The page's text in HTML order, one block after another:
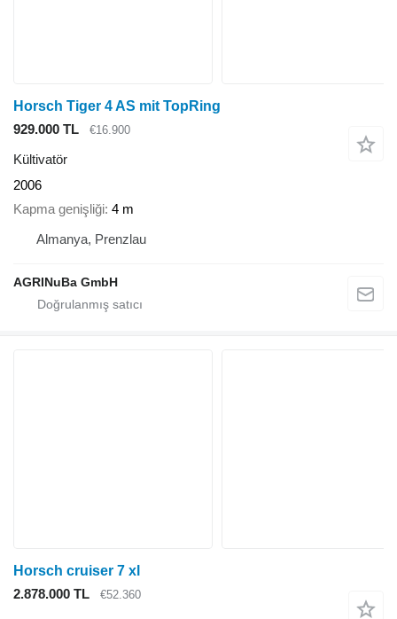
Horsch Tiger 4 AS mit TopRing
929.000 TL
€16.900
Kültivatör
2006
Kapma genişliği 4 m
Almanya, Prenzlau
AGRINuBa GmbH
Horsch cruiser 7 xl
2.878.000 TL
€52.360